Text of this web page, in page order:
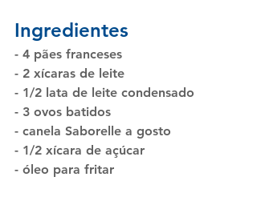
Ingredientes
- 4 pães franceses
- 2 xícaras de leite
- 1/2 lata de leite condensado
- 3 ovos batidos
- canela Saborelle a gosto
- 1/2 xícara de açúcar
- óleo para fritar